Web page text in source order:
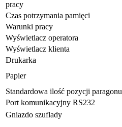
pracy
Czas potrzymania pamięci
Warunki pracy
Wyświetlacz operatora
Wyświetlacz klienta
Drukarka
Papier
Standardowa ilość pozycji paragonu
Port komunikacyjny RS232
Gniazdo szuflady